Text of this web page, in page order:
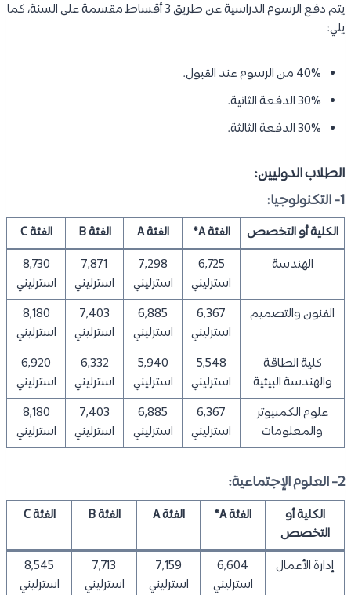
يتم دفع الرسوم الدراسية عن طريق 3 أقساط مقسمة على السنة، كما
يلي:
40% من الرسوم عند القبول.
30% الدفعة الثانية.
30% الدفعة الثالثة.
الطلاب الدوليين:
1- التكنولوجيا:
الكلية أو التخصص الفئة A* الفئة A الفئة B
الفئة C
الهندسة
6,725
استرليني
7,298
استرليني
7,871
استرليني
8,730
استرليني
الفنون والتصميم
6,367
استرليني
6,885
استرليني
7,403
استرليني
8,180
استرليني
كلية الطاقة
والهندسة البيئية
5,548
استرليني
5,940
استرليني
6,332
استرليني
6,920
استرليني
علوم الكمبيوتر
والمعلومات
6,367
استرليني
6,885
استرليني
7,403
استرليني
8,180
استرليني
2- العلوم الإجتماعية:
الكلية أو
التخصص
الفئة A* الفئة A الفئة B الفئة C
إدارة الأعمال
6,604
استرليني
7,159
استرليني
7,713
استرليني
8,545
استرليني